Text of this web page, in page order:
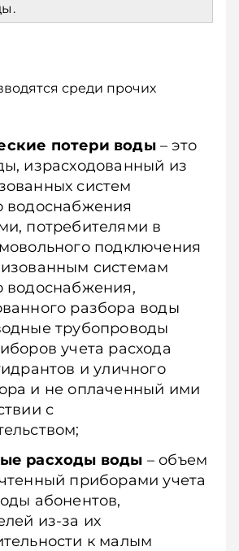
среди прочих
потери воды– это
израсходованный из
систем
водоснабжения
потребителями в
подключения
системам
водоснабжения,
разбора воды
трубопроводы
учета расхода
и уличного
и не оплаченный ими
с
расходы воды – объем
приборами учета
абонентов,
из-за их
к малым